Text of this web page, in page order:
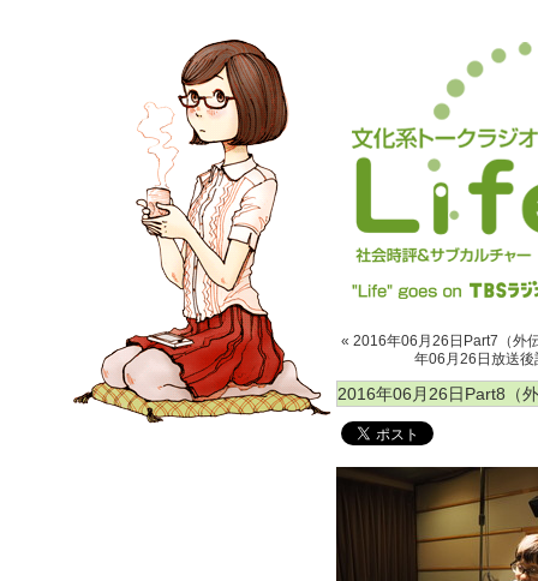
« 2016年06月26日Part7（外
年06月26日放送
2016年06月26日Part8（